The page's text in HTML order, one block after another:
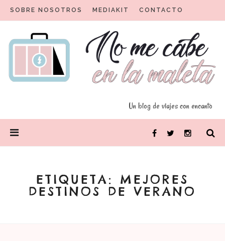
SOBRE NOSOTROS MEDIAKIT CONTACTO
Un blog de viajes con encanto
No me cabe en la maleta
Un blog para viajeros con encanto
FacebookTwitter Instagram
ETIQUETA: MEJORES
DESTINOS DE VERANO